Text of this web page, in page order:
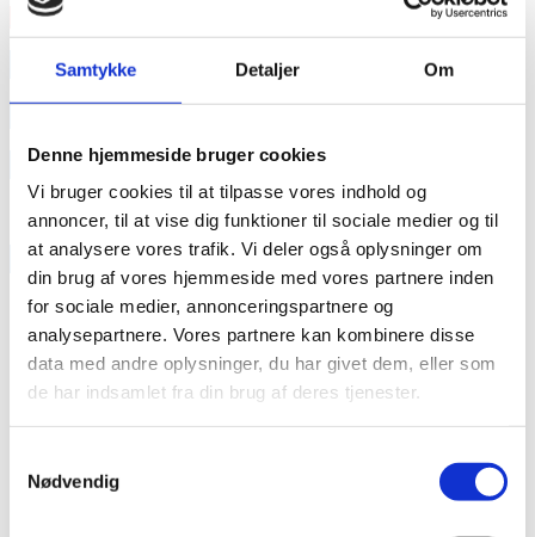
Samtykke Detaljer Om
Denne hjemmeside bruger cookies
Vi bruger cookies til at tilpasse vores indhold og
annoncer, til at vise dig funktioner til sociale medier og til
at analysere vores trafik. Vi deler også oplysninger om
din brug af vores hjemmeside med vores partnere inden
for sociale medier, annonceringspartnere og
analysepartnere. Vores partnere kan kombinere disse
data med andre oplysninger, du har givet dem, eller som
de har indsamlet fra din brug af deres tjenester.
Nødvendig
Læs mere
annonce
annonce
Like us
RAINBOW BUSINESS DENMARK